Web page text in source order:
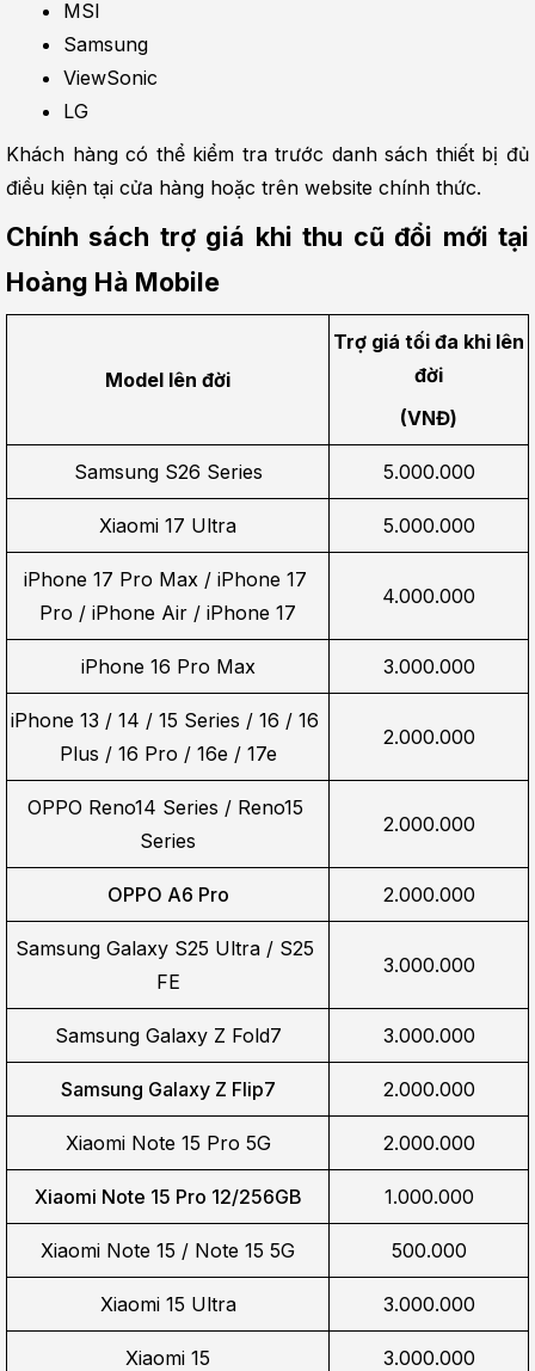
MSI
Samsung
ViewSonic
LG
Khách hàng có thể kiểm tra trước danh sách thiết bị đủ
điều kiện tại cửa hàng hoặc trên website chính thức.
Chính sách trợ giá khi thu cũ đổi mới tại
Hoàng Hà Mobile
Model lên đời
Trợ giá tối đa khi lên
đời
(VNĐ)
Samsung S26 Series 5.000.000
Xiaomi 17 Ultra 5.000.000
iPhone 17 Pro Max / iPhone 17
Pro / iPhone Air / iPhone 17
4.000.000
iPhone 16 Pro Max 3.000.000
iPhone 13 / 14 / 15 Series / 16 / 16
Plus / 16 Pro / 16e / 17e
2.000.000
OPPO Reno14 Series / Reno15
Series
2.000.000
OPPO A6 Pro 2.000.000
Samsung Galaxy S25 Ultra / S25
FE
3.000.000
Samsung Galaxy Z Fold7 3.000.000
Samsung Galaxy Z Flip7 2.000.000
Xiaomi Note 15 Pro 5G 2.000.000
Xiaomi Note 15 Pro 12/256GB 1.000.000
Xiaomi Note 15 / Note 15 5G 500.000
Xiaomi 15 Ultra 3.000.000
Xiaomi 15 3.000.000